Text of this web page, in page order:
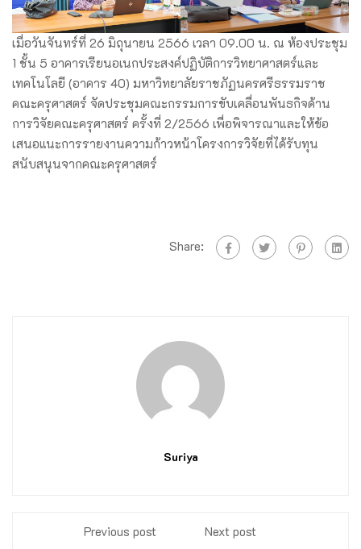
เมื่อวันจันทร์ที่ 26 มิถุนายน 2566 เวลา 09.00 น. ณ ห้องประชุม
1 ชั้น 5 อาคารเรียนอเนกประสงค์ปฏิบัติการวิทยาศาสตร์และ
เทคโนโลยี (อาคาร 40) มหาวิทยาลัยราชภัฏนครศรีธรรมราช
คณะครุศาสตร์ จัดประชุมคณะกรรมการขับเคลื่อนพันธกิจด้าน
การวิจัยคณะครุศาสตร์ ครั้งที่ 2/2566 เพื่อพิจารณาและให้ข้อ
เสนอแนะการรายงานความก้าวหน้าโครงการวิจัยที่ได้รับทุน
สนับสนุนจากคณะครุศาสตร์
Share:
Suriya
Previous post
Next post